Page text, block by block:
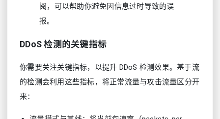
阅，可以帮助你避免因信息过时导致的误
报。
DDoS 检测的关键指标
你需要关注关键指标，以提升 DDoS 检测效果。基于流
的检测会利用这些指标，将正常流量与攻击流量区分开
来：